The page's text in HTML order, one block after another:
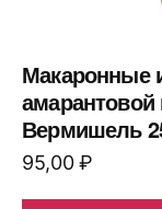
Макаронные
Вермишель
95,00₽